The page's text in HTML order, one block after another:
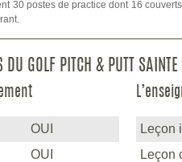
30 postes de practice dont 16
DU GOLF PITCH & PUTT SAINTE
OUI
OUI
Leçon
Leçon